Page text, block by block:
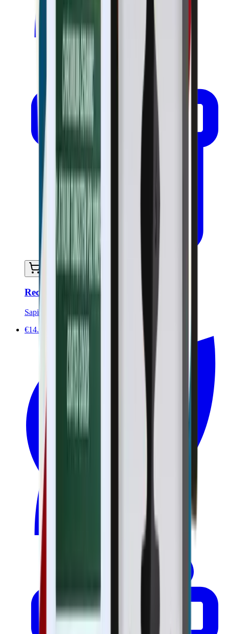
In mijn winkelwagen
Recht scheermes - Wood Edition
Sapiens
€14.00